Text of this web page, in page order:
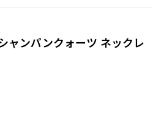
ャンパンクォーツ ネックレ